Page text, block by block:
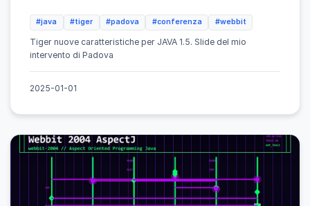
#java #tiger #padova #conferenza #webbit
Tiger nuove caratteristiche per JAVA 1.5. Slide del mio
intervento di Padova
2025-01-01